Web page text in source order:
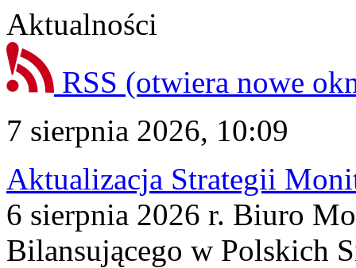
Aktualności
RSS (otwiera nowe
7 sierpnia 2026, 10:09
Aktualizacja Strategii
6 sierpnia 2026 r. Biuro
Bilansującego w Polskich